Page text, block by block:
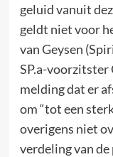
geluid vanuit
geldt niet voor
van Geysen
SP.a-voorzitster
melding dat er
om “tot een
overigens niet
verdeling van de